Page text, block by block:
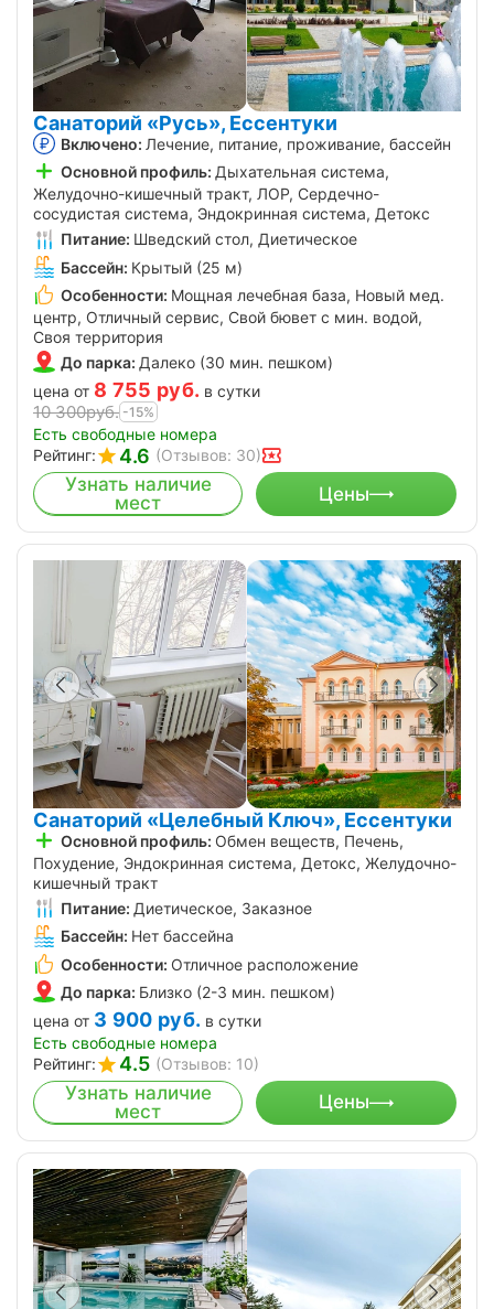
Санаторий «Русь», Ессентуки
Включено: Лечение, питание, проживание, бассейн
Основной профиль: Дыхательная система,
Желудочно-кишечный тракт, ЛОР, Сердечно-
сосудистая система, Эндокринная система, Детокс
Питание: Шведский стол, Диетическое
Бассейн: Крытый (25 м)
Особенности: Мощная лечебная база, Новый мед.
центр, Отличный сервис, Свой бювет с мин. водой,
Своя территория
До парка: Далеко (30 мин. пешком)
цена от 8 755 руб. в сутки
10 300руб. -15%
Есть свободные номера
Рейтинг:
4.6 (Отзывов: 30)
Узнать наличие
мест
Цены
Санаторий «Целебный Ключ», Ессентуки
Основной профиль: Обмен веществ, Печень,
Похудение, Эндокринная система, Детокс, Желудочно-
кишечный тракт
Питание: Диетическое, Заказное
Бассейн: Нет бассейна
Особенности: Отличное расположение
До парка: Близко (2-3 мин. пешком)
цена от 3 900 руб. в сутки
Есть свободные номера
Рейтинг:
4.5 (Отзывов: 10)
Узнать наличие
мест
Цены